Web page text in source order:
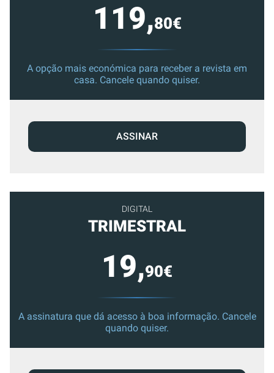
119,80€
A opção mais económica para receber a revista em
casa. Cancele quando quiser.
ASSINAR
DIGITAL
TRIMESTRAL
19,90€
A assinatura que dá acesso à boa informação. Cancele
quando quiser.